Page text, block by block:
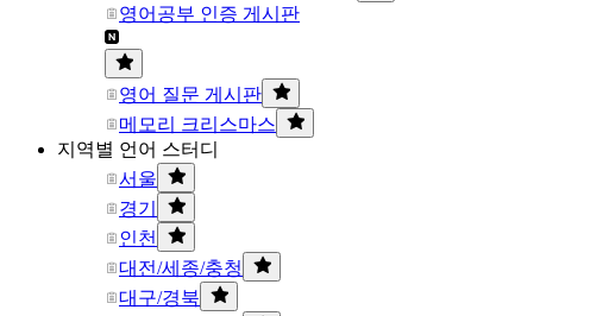
영어공부 인증 게시판
영어 질문 게시판
메모리 크리스마스
지역별 언어 스터디
서울
경기
인천
대전/세종/충청
대구/경북